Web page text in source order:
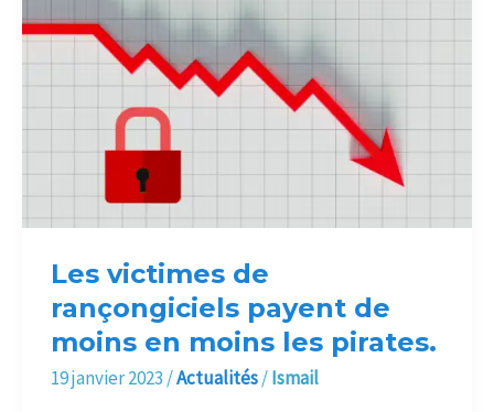
Les victimes de
rançongiciels payent de
moins en moins les pirates.
19 janvier 2023 /Actualités/Ismail
victimes
de
rançongiciels
moins
pirates.